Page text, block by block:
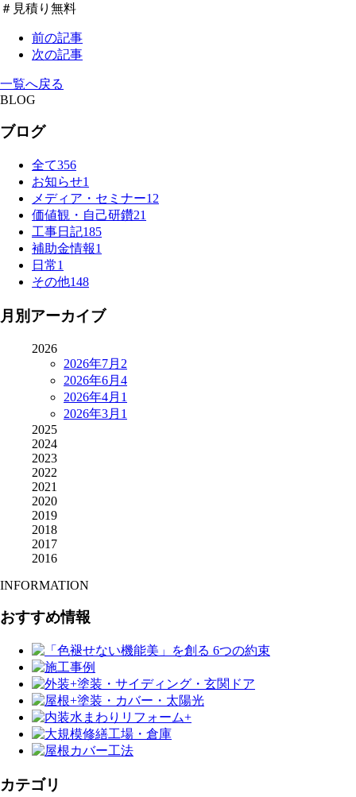
＃見積り無料
前の記事
次の記事
一覧へ戻る
BLOG
ブログ
全て356
お知らせ1
メディア・セミナー12
価値観・自己研鑽21
工事日記185
補助金情報1
日常1
その他148
月別アーカイブ
2026
2026年7月 2
2026年6月 4
2026年4月 1
2026年3月 1
2025
2024
2023
2022
2021
2020
2019
2018
2017
2016
INFORMATION
おすすめ情報
カテゴリ